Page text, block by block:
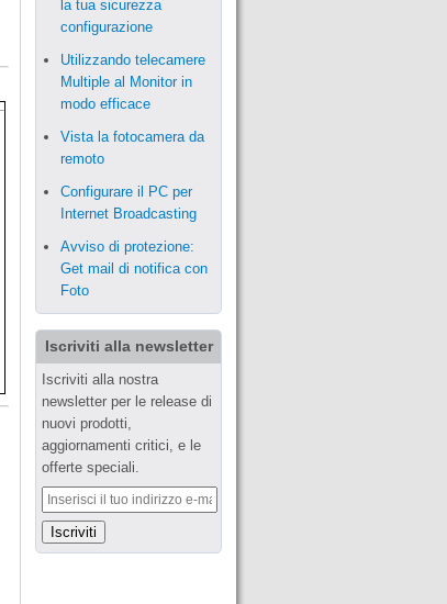
la tua sicurezza
configurazione
Utilizzando telecamere
Multiple al Monitor in
modo efficace
Vista la fotocamera da
remoto
Configurare il PC per
Internet Broadcasting
Avviso di protezione:
Get mail di notifica con
Foto
Iscriviti alla newsletter
Iscriviti alla nostra
newsletter per le release di
nuovi prodotti,
aggiornamenti critici, e le
offerte speciali.